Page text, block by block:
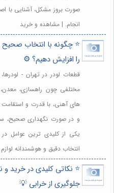
صورت بروز مشکل، آشنایی با
انجام. | مشاهده و خرید
⭐️ چگونه با انتخاب صحیح
را افزایش دهیم؟ ⚙️
قطعات لودر در تهران -
مختلفی چون راهسازی،
های آهنی، با قدرت و
و در صورت نگهداری صحیح،
یکی از کلیدی ترین عوامل
انتخاب دقیق و هوشمندانه
⭐️ نکاتی کلیدی در خرید و
جلوگیری از خرابی 💡